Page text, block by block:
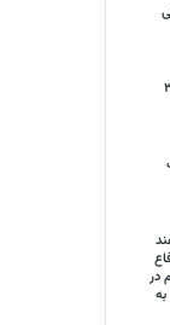
۴۲۶۲ دلار و ۳۹
در